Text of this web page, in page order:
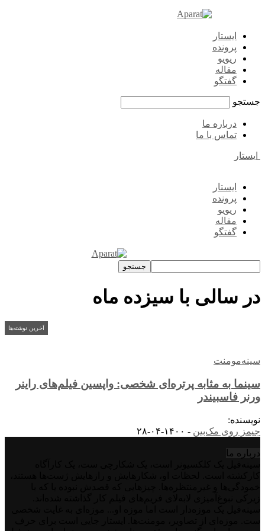
ایستار
پرونده
ریویو
مقاله
گفتگو
جستجو
درباره ما
تماس با ما
ایستار
ایستار
پرونده
ریویو
مقاله
گفتگو
در سالی با سیزده ماه
آخرین نوشته‌ها
سینه‌مومنت
سینما به مثابه پرتره‌ای شخصی: واپسین فیلم‌های راینر
ورنر فاسبیندر
نویسنده:
جیمز روی مک‌بین - ۱۴۰۰-۰۴-۲۸
درباره‌ ما